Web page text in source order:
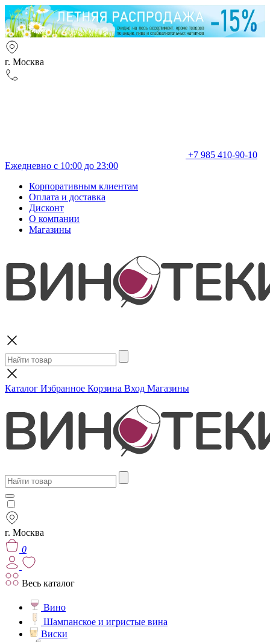
г. Москва
+7 985 410-90-10
Ежедневно с 10:00 до 23:00
Корпоративным клиентам
Оплата и доставка
Дисконт
О компании
Магазины
Каталог Избранное Корзина Вход Магазины
г. Москва
0
Весь каталог
Вино
Шампанское и игристые вина
Виски